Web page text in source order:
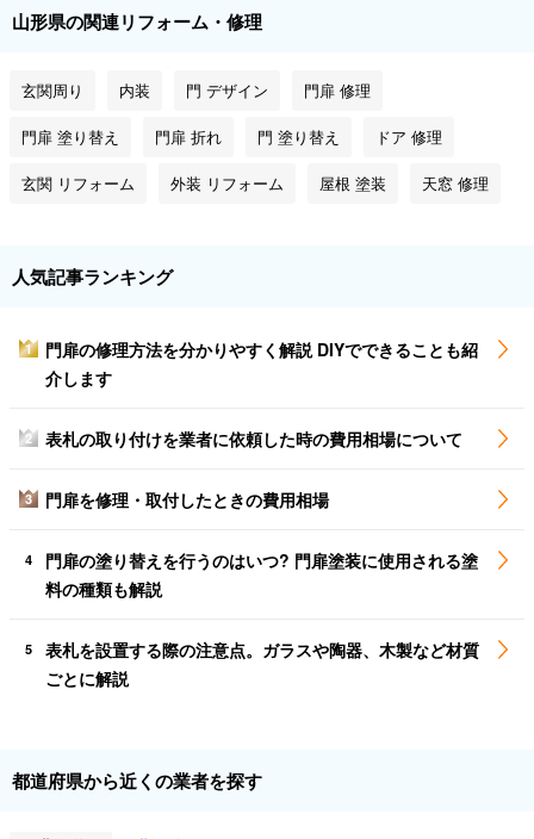
山形県の関連リフォーム・修理
玄関周り 内装 門 デザイン 門扉 修理
門扉 塗り替え 門扉 折れ 門 塗り替え ドア 修理
玄関 リフォーム 外装 リフォーム 屋根 塗装 天窓 修理
人気記事ランキング
1
門扉の修理方法を分かりやすく解説 DIYでできることも紹
介します
2 表札の取り付けを業者に依頼した時の費用相場について
3 門扉を修理・取付したときの費用相場
4
門扉の塗り替えを行うのはいつ? 門扉塗装に使用される塗
料の種類も解説
5
表札を設置する際の注意点。ガラスや陶器、木製など材質
ごとに解説
都道府県から近くの業者を探す